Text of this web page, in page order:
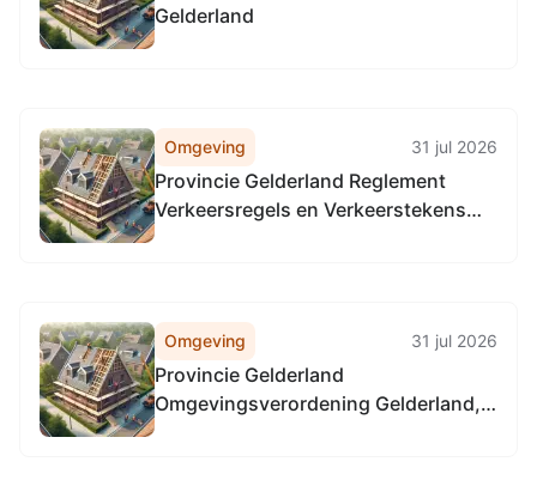
Gelderland
Omgeving 31 jul 2026
Provincie Gelderland Reglement
Verkeersregels en Verkeerstekens
Omgeving 31 jul 2026
Provincie Gelderland
Omgevingsverordening Gelderland,